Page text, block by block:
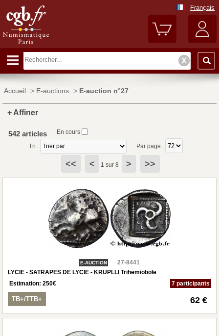
Français
Accueil > E-auctions > E-auction n°27
+ Affiner
542 articles En cours
Tri : Par page :
<< < 1 sur 8 > >>
E-AUCTION
27-8441
LYCIE - SATRAPES DE LYCIE - KRUPLLI Trihemiobole
Estimation: 250€ 7 participants
TB+/TTB+ 62 €